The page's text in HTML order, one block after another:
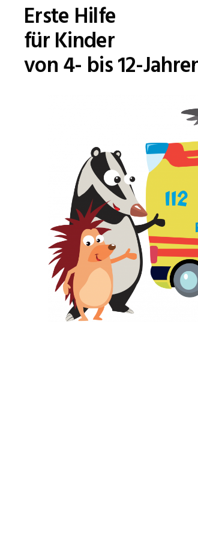
Erste Hilfe
für Kinder
von 4- bis 12-